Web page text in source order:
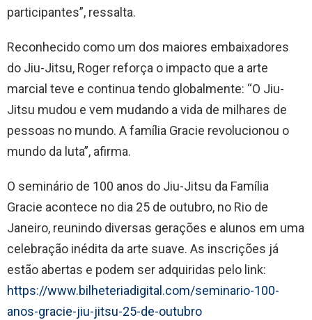
participantes”, ressalta.
Reconhecido como um dos maiores embaixadores
do Jiu-Jitsu, Roger reforça o impacto que a arte
marcial teve e continua tendo globalmente: “O Jiu-
Jitsu mudou e vem mudando a vida de milhares de
pessoas no mundo. A família Gracie revolucionou o
mundo da luta”, afirma.
O seminário de 100 anos do Jiu-Jitsu da Família
Gracie acontece no dia 25 de outubro, no Rio de
Janeiro, reunindo diversas gerações e alunos em uma
celebração inédita da arte suave. As inscrições já
estão abertas e podem ser adquiridas pelo link:
https://www.bilheteriadigital.com/seminario-100-
anos-gracie-jiu-jitsu-25-de-outubro